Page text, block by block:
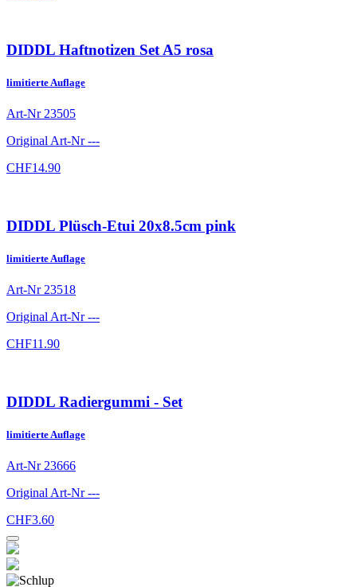
DIDDL Haftnotizen Set A5 rosa
limitierte Auflage
Art-Nr 23505
Original Art-Nr---
CHF14.90
DIDDL Plüsch-Etui 20x8.5cm pink
limitierte Auflage
Art-Nr 23518
Original Art-Nr---
CHF11.90
DIDDL Radiergummi - Set
limitierte Auflage
Art-Nr 23666
Original Art-Nr---
CHF3.60